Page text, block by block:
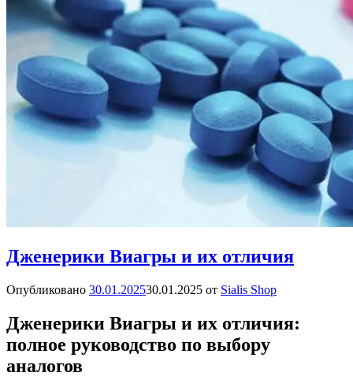
Дженерики Виагры и их отличия
Опубликовано 30.01.202530.01.2025 от Sialis Shop
Дженерики Виагры и их отличия:
полное руководство по выбору
аналогов